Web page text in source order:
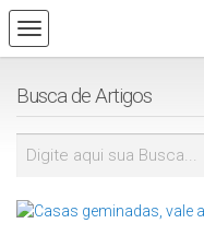
Busca de Artigos